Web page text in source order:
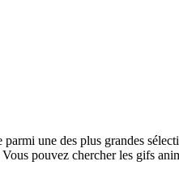
une des plus grandes
pouvez chercher les gifs